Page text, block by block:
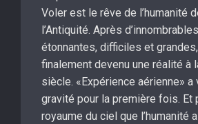
Voler est le rêve de l’humanité
l’Antiquité. Après
étonnantes, difficiles et
finalement devenu une réalité à
siècle. «Expérience aérienne» a
gravité pour la première fois. Et
royaume du ciel que l’humanité